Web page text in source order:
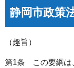
静岡市政策
（趣旨）
第1条 この要綱は